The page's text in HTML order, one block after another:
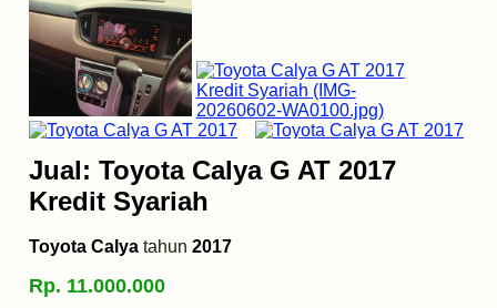
Jual: Toyota Calya G AT 2017
Kredit Syariah
Toyota Calya tahun 2017
Rp. 11.000.000